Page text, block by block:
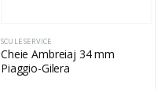
SCULE SERVICE
Cheie Ambreiaj 34 mm
Piaggio-Gilera